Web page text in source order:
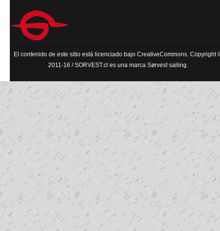
El contenido de este sitio está licenciado bajo CreativeCommons. Copyright
2011-16 / SORVEST.cl es una marca Sørvest sailing.